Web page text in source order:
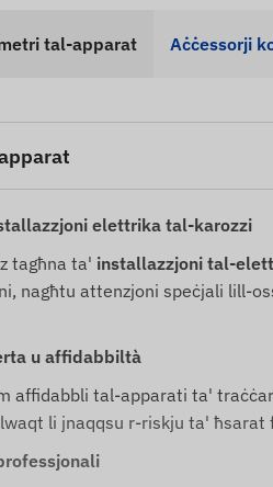
tal-apparat Aċċessorji
elettrika tal-karozzi
tagħna ta' installazzjoni tal-
nagħtu attenzjoni speċjali lill-
u affidabbiltà
affidabbli tal-apparati ta'
li jnaqqsu r-riskju ta' ħsarat